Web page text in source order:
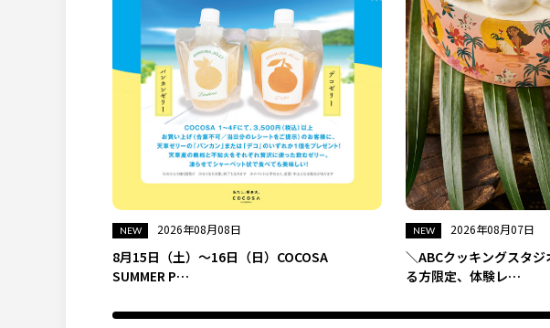
2026年08月08日
8月15日（土）～16日（日）COCOSA
SUMMER P…
2026年08月07日
＼ABCクッキングスタ
る方限定、体験レ…